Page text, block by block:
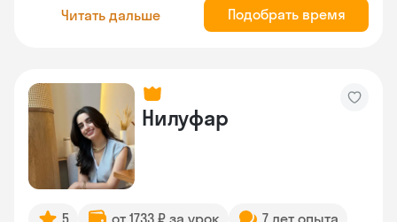
Читать дальше Подобрать время
Нилуфар
5 от 1733 ₽ за урок 7 лет опыта